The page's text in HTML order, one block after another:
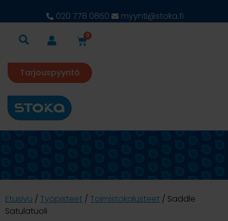
020 778 0860 myynti@stoka.fi
0
Tarjouspyyntö
Etusivu / Työpisteet / Toimistokalusteet / Saddle
Satulatuoli